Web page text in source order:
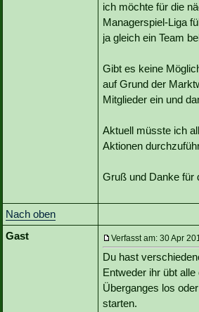
ich möchte für die
Managerspiel-Liga
ja gleich ein Team
Gibt es keine
auf Grund der
Mitglieder ein und
Aktuell müsste ich
Aktionen
Gruß und Danke für
Nach oben
Gast
Verfasst am: 30 Apr
Du hast
Entweder ihr übt
Überganges los
starten.